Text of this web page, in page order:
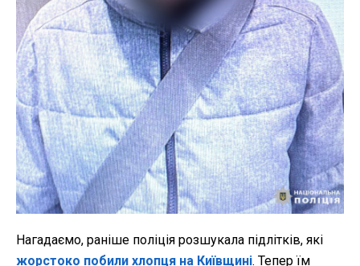
Нагадаємо, раніше поліція розшукала підлітків, які
жорстоко побили хлопця на Київщині. Тепер їм